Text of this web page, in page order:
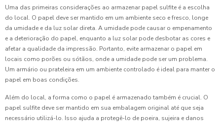
Uma das primeiras considerações ao armazenar papel sulfite é a escolha
do local. O papel deve ser mantido em um ambiente seco e fresco, longe
da umidade e da luz solar direta. A umidade pode causar o empenamento
e a deterioração do papel, enquanto a luz solar pode desbotar as cores e
afetar a qualidade da impressão. Portanto, evite armazenar o papel em
locais como porões ou sótãos, onde a umidade pode ser um problema.
Um armário ou prateleira em um ambiente controlado é ideal para manter o
papel em boas condições.
Além do local, a forma como o papel é armazenado também é crucial. O
papel sulfite deve ser mantido em sua embalagem original até que seja
necessário utilizá-lo. Isso ajuda a protegê-lo de poeira, sujeira e danos